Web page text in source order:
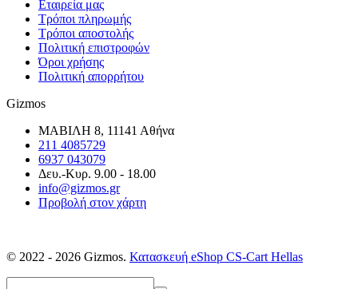
Εταιρεία μας
Τρόποι πληρωμής
Τρόποι αποστολής
Πολιτική επιστροφών
Όροι χρήσης
Πολιτική απορρήτου
Gizmos
ΜΑΒΙΛΗ 8, 11141 Αθήνα
211 4085729
6937 043079
Δευ.-Κυρ. 9.00 - 18.00
info@gizmos.gr
Προβολή στον χάρτη
© 2022 - 2026 Gizmos. Κατασκευή eShop CS-Cart Hellas